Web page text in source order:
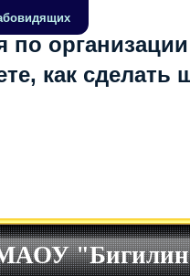
по
как сделать